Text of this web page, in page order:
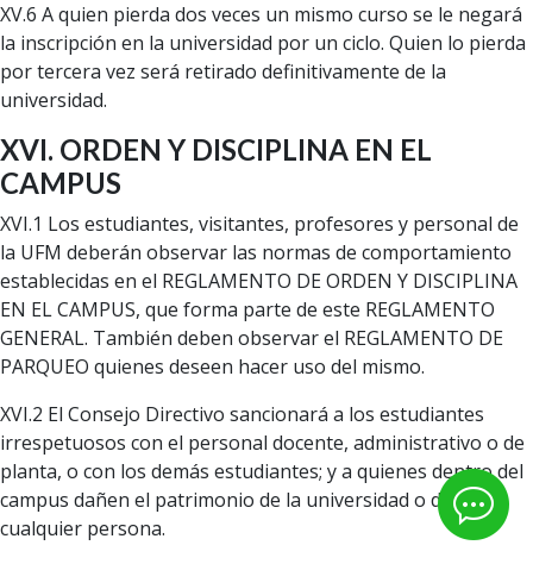
XV.6 A quien pierda dos veces un mismo curso se le negará
la inscripción en la universidad por un ciclo. Quien lo pierda
por tercera vez será retirado definitivamente de la
universidad.
XVI. ORDEN Y DISCIPLINA EN EL
CAMPUS
XVI.1 Los estudiantes, visitantes, profesores y personal de
la UFM deberán observar las normas de comportamiento
establecidas en el REGLAMENTO DE ORDEN Y DISCIPLINA
EN EL CAMPUS, que forma parte de este REGLAMENTO
GENERAL. También deben observar el REGLAMENTO DE
PARQUEO quienes deseen hacer uso del mismo.
XVI.2 El Consejo Directivo sancionará a los estudiantes
irrespetuosos con el personal docente, administrativo o de
planta, o con los demás estudiantes; y a quienes dentro del
campus dañen el patrimonio de la universidad o de
cualquier persona.